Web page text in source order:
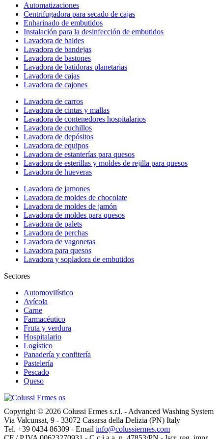
Automatizaciones
Centrifugadora para secado de cajas
Enharinado de embutidos
Instalación para la desinfección de embutidos
Lavadora de baldes
Lavadora de bandejas
Lavadora de bastones
Lavadora de batidoras planetarias
Lavadora de cajas
Lavadora de cajones
Lavadora de carros
Lavadora de cintas y mallas
Lavadora de contenedores hospitalarios
Lavadora de cuchillos
Lavadora de depósitos
Lavadora de equipos
Lavadora de estanterías para quesos
Lavadora de esterillas y moldes de rejilla para quesos
Lavadora de hueveras
Lavadora de jamones
Lavadora de moldes de chocolate
Lavadora de moldes de jamón
Lavadora de moldes para quesos
Lavadora de palets
Lavadora de perchas
Lavadora de vagonetas
Lavadora para quesos
Lavadora y sopladora de embutidos
Sectores
Automovilístico
Avícola
Carne
Farmacéutico
Fruta y verdura
Hospitalario
Logístico
Panadería y confitería
Pastelería
Pescado
Queso
Copyright © 2026 Colussi Ermes s.r.l. - Advanced Washing System
Via Valcunsat, 9 - 33072 Casarsa della Delizia (PN) Italy
Tel. +39 0434 86309 - Email info@colussiermes.com